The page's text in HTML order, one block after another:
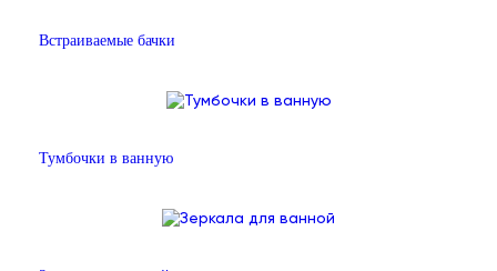
Встраиваемые бачки
Тумбочки в ванную